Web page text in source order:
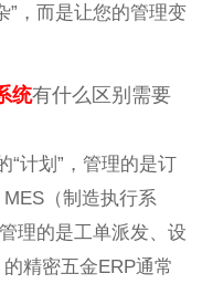
”，而是让您的管理变
统有什么区别需要
“计划”，管理的是订
（制造执行系
理的是工单派发、设
精密五金ERP通常